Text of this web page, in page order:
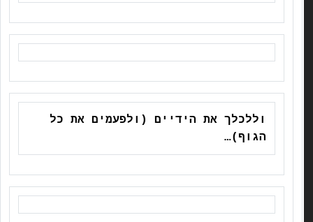
וללכלך את הידיים (ולפעמים את כל
הגוף)…